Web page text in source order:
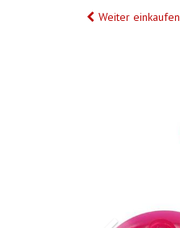
Weiter einkaufen